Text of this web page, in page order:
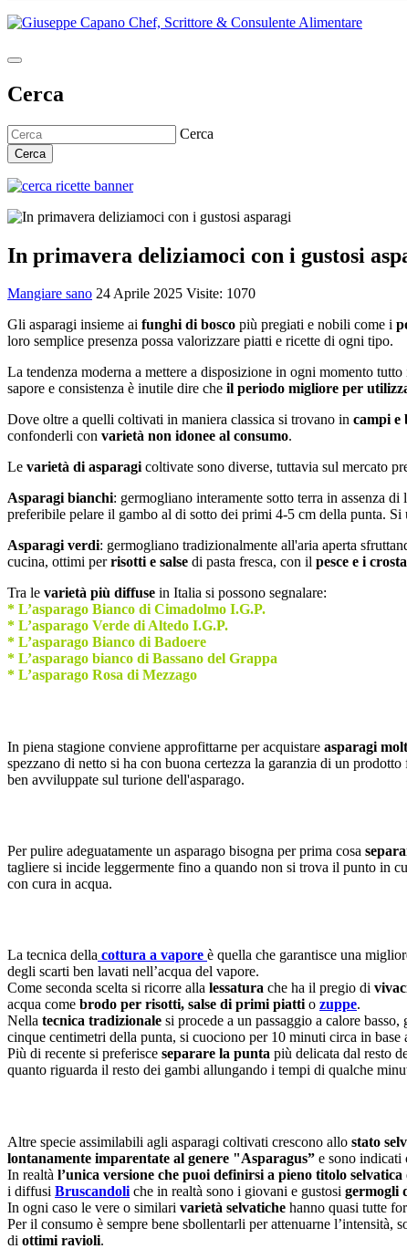
Cerca
Cerca
Cerca
In primavera deliziamoci con i gustosi
Mangiare sano 24 Aprile 2025 Visite: 1070
Gli asparagi insieme ai funghi di bosco più pregiati e nobili come i
loro semplice presenza possa valorizzare piatti e ricette di ogni tipo.
La tendenza moderna a mettere a disposizione in ogni momento
sapore e consistenza è inutile dire che il periodo migliore per
Dove oltre a quelli coltivati in maniera classica si trovano in campi e
confonderli con varietà non idonee al consumo.
Le varietà di asparagicoltivate sono diverse, tuttavia sul mercato
Asparagi bianchi: germogliano interamente sotto terra in assenza di
preferibile pelare il gambo al di sotto dei primi 4-5 cm della punta. Si
Asparagi verdi: germogliano tradizionalmente all'aria aperta
cucina, ottimi perrisotti e salse di pasta fresca, con il pesce e i
Tra le varietà più diffuse in Italia si possono segnalare:
* L’asparago Bianco di Cimadolmo I.G.P.
* L’asparago Verde di Altedo I.G.P.
* L’asparago Bianco di Badoere
* L’asparago bianco di Bassano del Grappa
* L’asparago Rosa di Mezzago
In piena stagione conviene approfittarne per acquistare asparagi
spezzano di netto si ha con buona certezza la garanzia di un
ben avviluppate sul turione dell'asparago.
Per pulire adeguatamente un asparago bisogna per prima cosa
tagliere si incide leggermente fino a quando non si trova il punto in
con cura in acqua.
La tecnica della cottura a vapore è quella che garantisce una
degli scarti ben lavati nell’acqua del vapore.
Come seconda scelta si ricorre alla lessatura che ha il pregio di
acqua come brodo per risotti, salse di primi piattio zuppe.
Nella tecnica tradizionale si procede a un passaggio a calore
cinque centimetri della punta, si cuociono per 10 minuti circa in
Più di recente si preferisce separare la punta più delicata dal resto
quanto riguarda il resto dei gambi allungando i tempi di qualche
Altre specie assimilabili agli asparagi coltivati crescono allo stato
lontanamente imparentate al genere "Asparagus” e sono indicati
In realtà l’unica versione che puoi definirsi a pieno titolo selvatica
i diffusi Bruscandoli che in realtà sono i giovani e gustosi germogli
In ogni caso le vere o similari varietà selvatiche hanno quasi tutte
Per il consumo è sempre bene sbollentarli per attenuarne l’intensità,
di ottimi ravioli.